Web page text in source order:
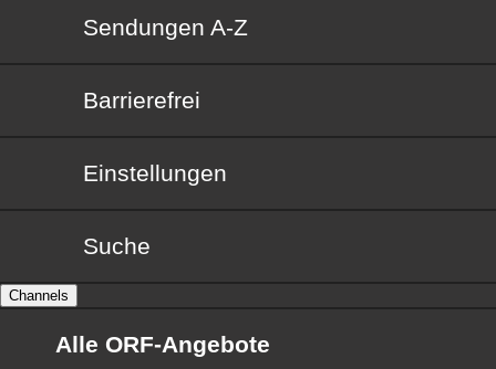
Sendungen von A bis Z
Sendungen A-Z
Barrierefrei
Barrierefrei
Einstellungen
Suche
Channels
Alle ORF-Angebote